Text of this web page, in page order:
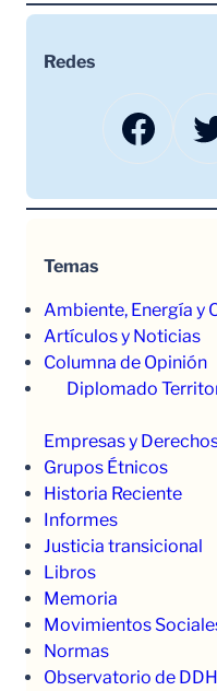
Redes
Facebook Twitter
Temas
Ambiente, Energía y
Artículos y Noticias
Columna de Opinión
Diplomado
Empresas y
Grupos Étnicos
Historia Reciente
Informes
Justicia transicional
Libros
Memoria
Movimientos
Normas
Observatorio de